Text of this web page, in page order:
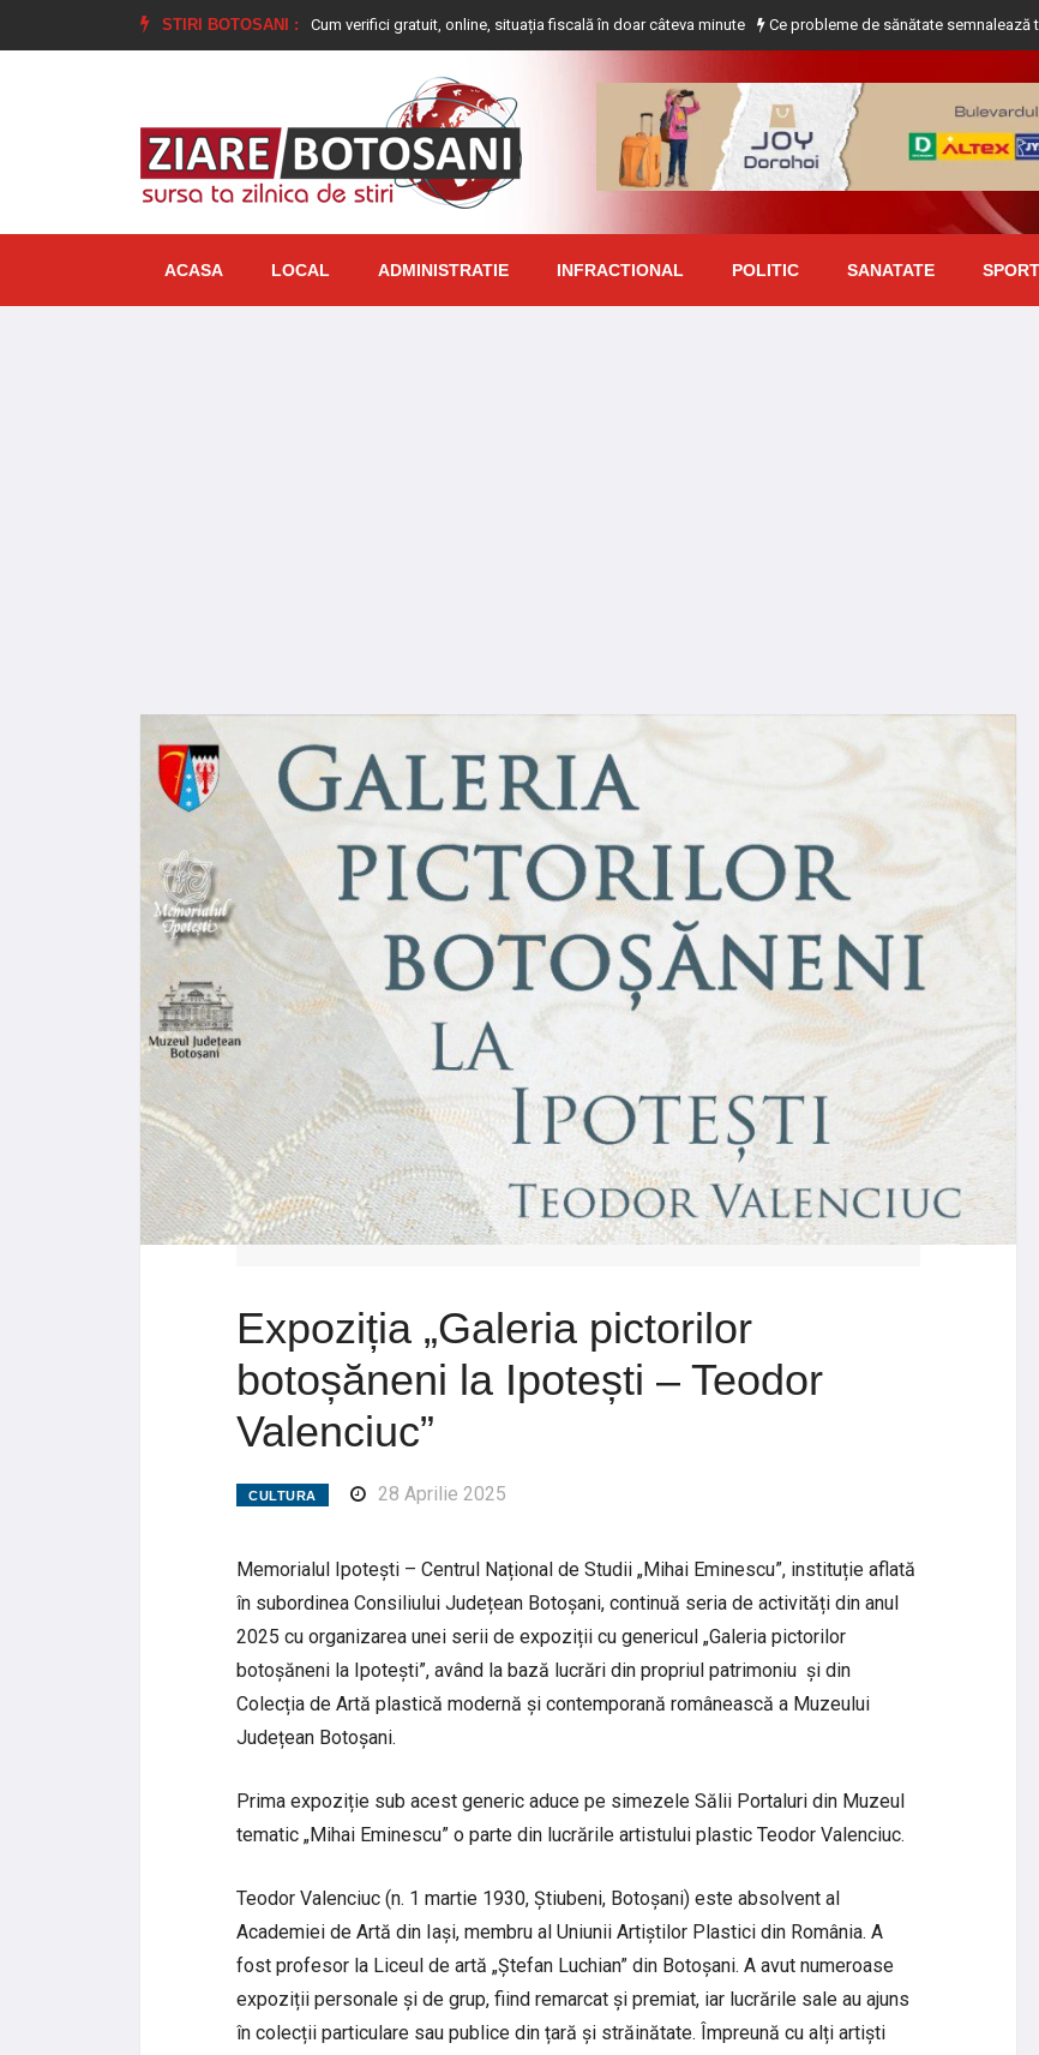
STIRI BOTOSANI :
Ai datorii la ANAF? Cum verifici gratuit, online, situația fiscală în doar câteva minute Ce probleme de sănătate semnalează transpirația
ACASA LOCAL ADMINISTRATIE INFRACTIONAL POLITIC SANATATE SPORT
Expoziția „Galeria pictorilor
botoșăneni la Ipotești – Teodor
Valenciuc”
CULTURA 28 Aprilie 2025
Memorialul Ipotești – Centrul Național de Studii „Mihai Eminescu”, instituție aflată
în subordinea Consiliului Județean Botoșani, continuă seria de activități din anul
2025 cu organizarea unei serii de expoziții cu genericul „Galeria pictorilor
botoșăneni la Ipotești”, având la bază lucrări din propriul patrimoniu și din
Colecția de Artă plastică modernă și contemporană românească a Muzeului
Județean Botoșani.
Prima expoziție sub acest generic aduce pe simezele Sălii Portaluri din Muzeul
tematic „Mihai Eminescu” o parte din lucrările artistului plastic Teodor Valenciuc.
Teodor Valenciuc (n. 1 martie 1930, Știubeni, Botoșani) este absolvent al
Academiei de Artă din Iași, membru al Uniunii Artiștilor Plastici din România. A
fost profesor la Liceul de artă „Ștefan Luchian” din Botoșani. A avut numeroase
expoziții personale și de grup, fiind remarcat și premiat, iar lucrările sale au ajuns
în colecții particulare sau publice din țară și străinătate. Împreună cu alți artiști